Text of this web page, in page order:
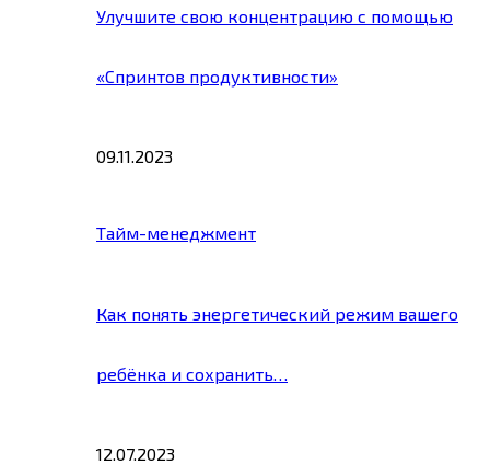
Улучшите свою концентрацию с помощью
«Спринтов продуктивности»
09.11.2023
Тайм-менеджмент
Как понять энергетический режим вашего
ребёнка и сохранить…
12.07.2023